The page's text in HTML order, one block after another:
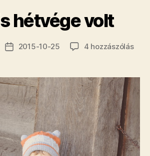
hétvége volt
Bejegyzés
2015-10-25 4 hozzászólásJó
volt